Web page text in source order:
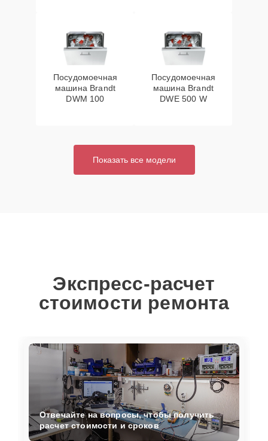
Посудомоечная
машина Brandt
DWM 100
Посудомоечная
машина Brandt
DWE 500 W
Показать все модели
Экспресс-расчет
стоимости ремонта
Отвечайте на вопросы, чтобы получить
расчет стоимости и сроков